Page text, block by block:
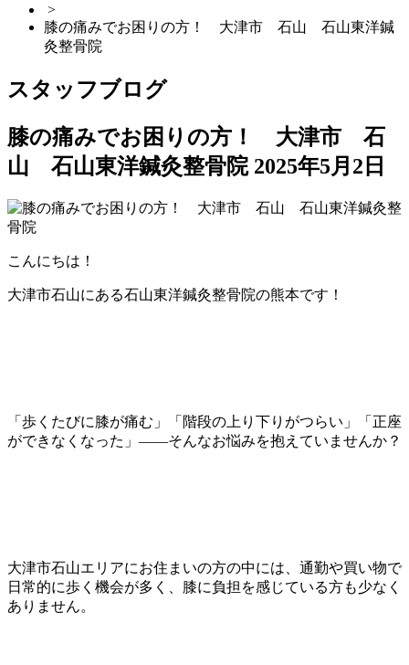
>
膝の痛みでお困りの方！ 大津市 石山 石山東洋鍼
灸整骨院
スタッフブログ
膝の痛みでお困りの方！ 大津市 石
山 石山東洋鍼灸整骨院 2025年5月2日
こんにちは！
大津市石山にある石山東洋鍼灸整骨院の熊本です！
「歩くたびに膝が痛む」「階段の上り下りがつらい」「正座
ができなくなった」――そんなお悩みを抱えていませんか？
大津市石山エリアにお住まいの方の中には、通勤や買い物で
日常的に歩く機会が多く、膝に負担を感じている方も少なく
ありません。